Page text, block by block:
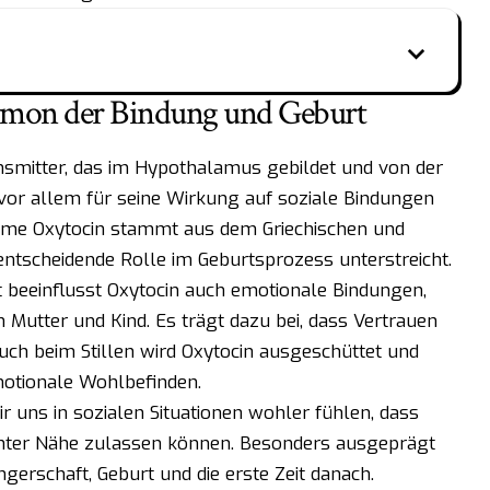
der Bindung und Geburt
das im Hypothalamus gebildet und von der
allem für seine Wirkung auf soziale Bindungen
Oxytocin stammt aus dem Griechischen und
Rolle im Geburtsprozess unterstreicht.
Oxytocin auch emotionale Bindungen,
und Kind. Es trägt dazu bei, dass Vertrauen
beim Stillen wird Oxytocin ausgeschüttet und
Wohlbefinden.
uns in sozialen Situationen wohler fühlen, dass
Nähe zulassen können. Besonders ausgeprägt
Geburt und die erste Zeit danach.